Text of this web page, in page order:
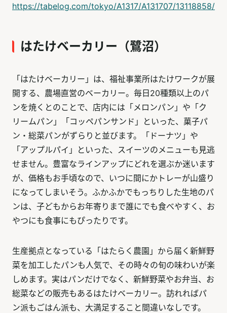
https://tabelog.com/tokyo/A1317/A131707/13118858/
はたけベーカリー（鷺沼）
「はたけベーカリー」は、福祉事業所はたけワークが展
開する、農場直営のベーカリー。毎日20種類以上のパ
ンを焼くとのことで、店内には「メロンパン」や「ク
リームパン」「コッペパンサンド」といった、菓子パ
ン・総菜パンがずらりと並びます。「ドーナツ」や
「アップルパイ」といった、スイーツのメニューも見逃
せません。豊富なラインアップにどれを選ぶか迷います
が、価格もお手頃なので、いつに間にかトレーが山盛り
になってしまいそう。ふかふかでもっちりした生地のパ
ンは、子どもからお年寄りまで誰にでも食べやすく、お
やつにも食事にもぴったりです。
生産拠点となっている「はたらく農園」から届く新鮮野
菜を加工したパンも人気で、その時々の旬の味わいが楽
しめます。実はパンだけでなく、新鮮野菜やお弁当、お
総菜などの販売もあるはたけベーカリー。訪れればパ
ン派もごはん派も、大満足すること間違いなしです。